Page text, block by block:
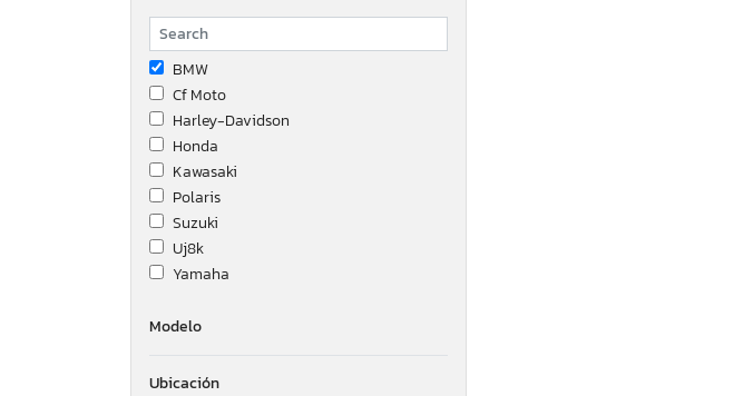
BMW
Cf Moto
Harley-Davidson
Honda
Kawasaki
Polaris
Suzuki
Uj8k
Yamaha
Modelo
Ubicación